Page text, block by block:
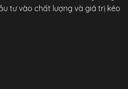
tư vào chất lượng và giá trị kéo